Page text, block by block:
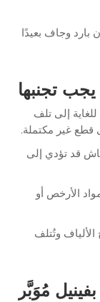
بارد وجاف بعيدًا
تجنبها
إلى تلف
قطع غير مكتملة.
قد تؤدي إلى
الأرخص أو
وتُتلف
مُوَبَّر